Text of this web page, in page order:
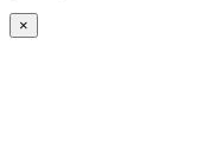
×